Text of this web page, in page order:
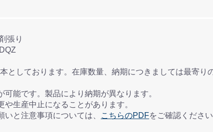
接着剤張り
／DQZ
としております。在庫数量、納期につきましては最寄り
可能です。製品により納期が異なります。
や生産中止になることがあります。
いと注意事項については、
こちらのPDFをご確認くださ